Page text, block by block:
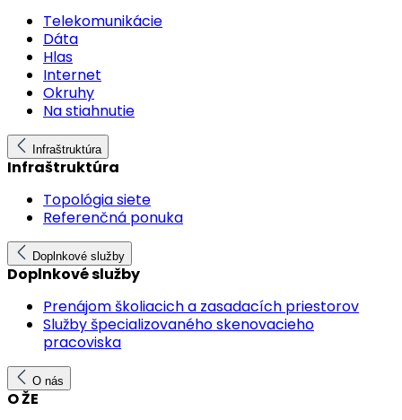
Telekomunikácie
Dáta
Hlas
Internet
Okruhy
Na stiahnutie
Infraštruktúra
Infraštruktúra
Topológia siete
Referenčná ponuka
Doplnkové služby
Doplnkové služby
Prenájom školiacich a zasadacích priestorov
Služby špecializovaného skenovacieho
pracoviska
O nás
O ŽE